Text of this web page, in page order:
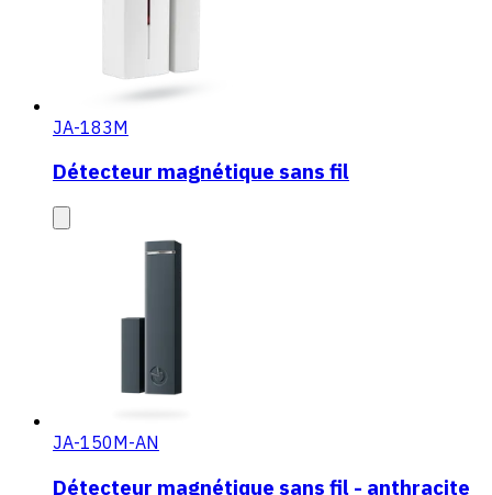
JA-183M
Détecteur magnétique sans fil
JA-150M-AN
Détecteur magnétique sans fil - anthracite